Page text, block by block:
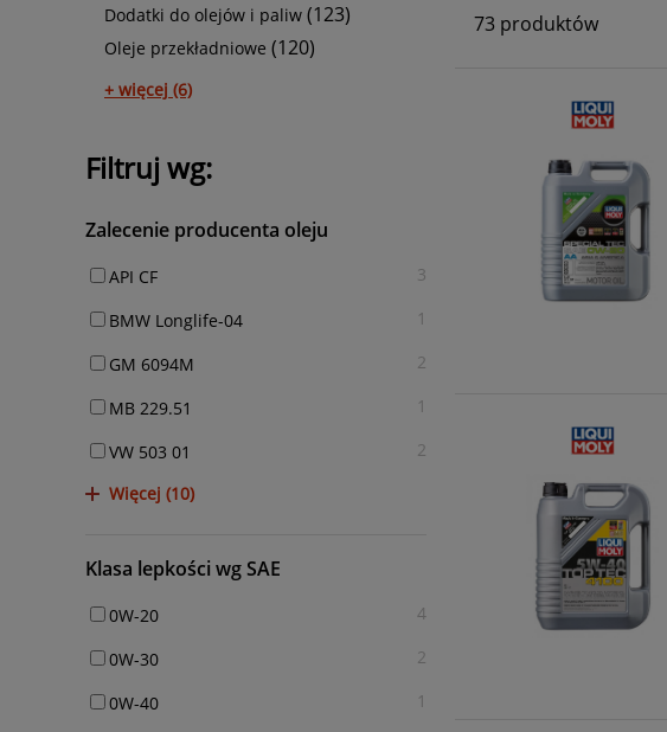
Dodatki do olejów i paliw (123)
Oleje przekładniowe (120)
+ więcej (6)
Filtruj wg:
Zalecenie producenta oleju
API CF 3
BMW Longlife-04 1
GM 6094M 2
MB 229.51 1
VW 503 01
2
Więcej (10)
Klasa lepkości wg SAE
0W-20 4
0W-30 2
0W-40 1
73 produktów